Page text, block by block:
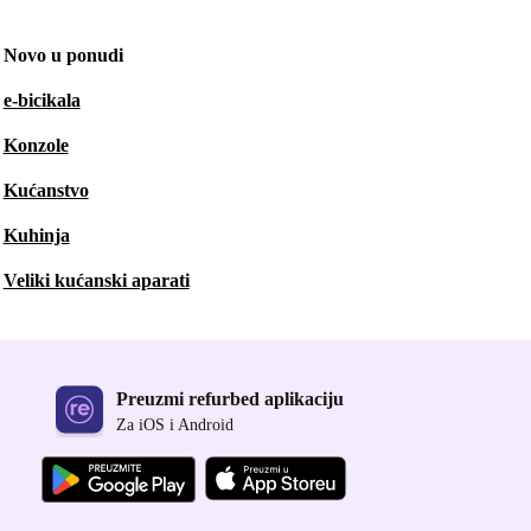
Novo u ponudi
e-bicikala
Konzole
Kućanstvo
Kuhinja
Veliki kućanski aparati
Preuzmi refurbed aplikaciju
Za iOS i Android